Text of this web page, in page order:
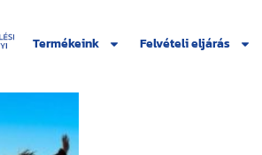
Termékeink Felvételi eljárás